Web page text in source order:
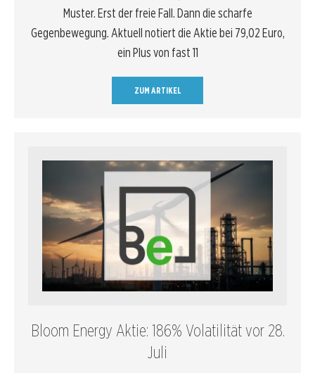
Muster. Erst der freie Fall. Dann die scharfe
Gegenbewegung. Aktuell notiert die Aktie bei 79,02 Euro,
ein Plus von fast 11
ZUM ARTIKEL
Bloom Energy Aktie: 186% Volatilität vor 28.
Juli